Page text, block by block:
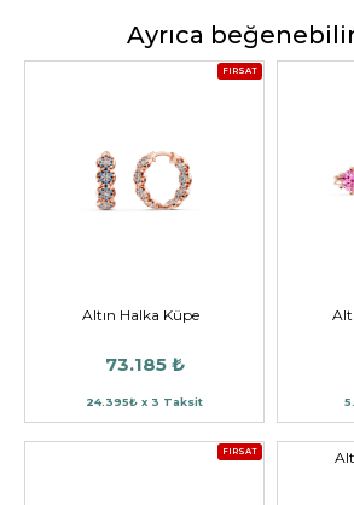
Ayrıca
FIRSAT
Altın Halka Küpe
73.185 ₺
24.395₺ x 3 Taksit
FIRSAT